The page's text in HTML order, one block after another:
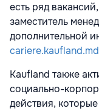
есть ряд
заместитель
дополнительной
Kaufland также
социально-
действия,